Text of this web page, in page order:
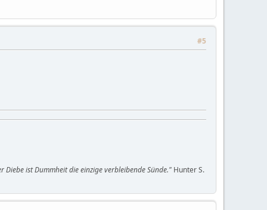
#5
Diebe ist Dummheit die einzige verbleibende Sünde." Hunter S.